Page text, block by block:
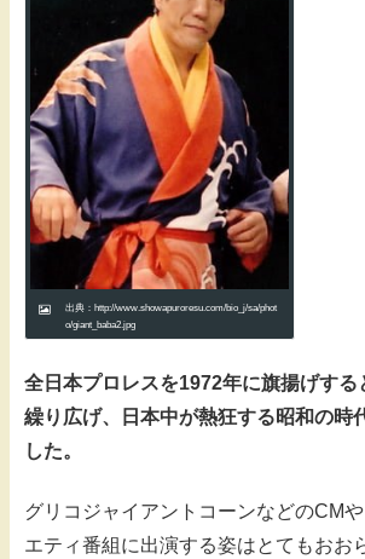
出典：http://www.showapuroresu.com/bio_j/sa/phot
o/giant_baba2.jpg
全日本プロレスを1972年に旗揚げする
繰り広げ、日本中が熱狂する昭和の時
した。
グリコジャイアントコーンなどのCM
エティ番組に出演する姿はとてもおお